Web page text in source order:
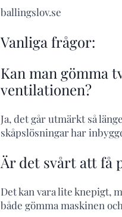
ballingslov.se
Vanliga frågor:
Kan man gömma
ventilationen?
Ja, det går utmärkt så
skåpslösningar har
Är det svårt att få
Det kan vara lite knepigt,
både gömma maskinen